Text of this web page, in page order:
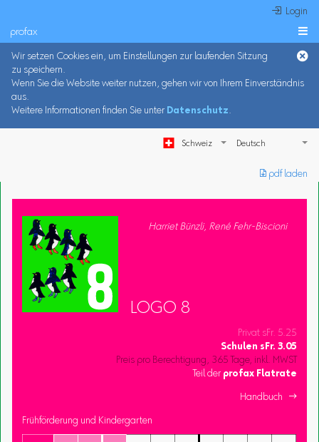
 Login
profax 
Wir setzen Cookies ein, um Einstellungen zur laufenden Sitzung
zu speichern.
Wenn Sie die Website weiter nutzen, gehen wir von Ihrem Einverständnis
aus.
Weitere Informationen finden Sie unter Datenschutz.
Schweiz
︎ pdf laden
Harriet Bünzli, René Fehr-Biscioni
LOGO 8
Privat sFr. 5.25
Schulen sFr. 3.05
Preis pro Berechtigung, 365 Tage, inkl. MWST
Teil der profax Flatrate
Handbuch 
Frühförderung und Kindergarten